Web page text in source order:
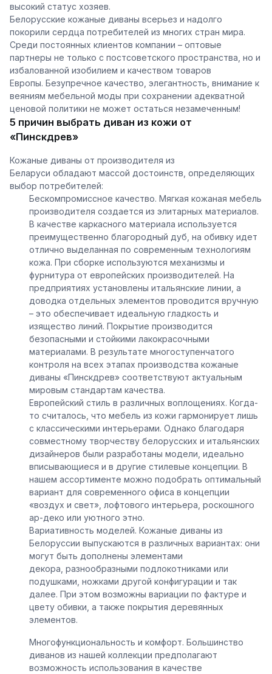
высокий статус хозяев.
Белорусские кожаные диваны всерьез и надолго
покорили сердца потребителей из многих стран мира.
Среди постоянных клиентов компании – оптовые
партнеры не только с постсоветского пространства, но и
избалованной изобилием и качеством товаров
Европы. Безупречное качество, элегантность, внимание к
веяниям мебельной моды при сохранении адекватной
ценовой политики не может остаться незамеченным!
5 причин выбрать диван из кожи от
«Пинскдрев»
Кожаные диваны от производителя из
Беларуси обладают массой достоинств, определяющих
выбор потребителей:
Бескомпромиссное качество. Мягкая кожаная мебель
производителя создается из элитарных материалов.
В качестве каркасного материала используется
преимущественно благородный дуб, на обивку идет
отлично выделанная по современным технологиям
кожа. При сборке используются механизмы и
фурнитура от европейских производителей. На
предприятиях установлены итальянские линии, а
доводка отдельных элементов проводится вручную
– это обеспечивает идеальную гладкость и
изящество линий. Покрытие производится
безопасными и стойкими лакокрасочными
материалами. В результате многоступенчатого
контроля на всех этапах производства кожаные
диваны «Пинскдрев» соответствуют актуальным
мировым стандартам качества.
Европейский стиль в различных воплощениях. Когда-
то считалось, что мебель из кожи гармонирует лишь
с классическими интерьерами. Однако благодаря
совместному творчеству белорусских и итальянских
дизайнеров были разработаны модели, идеально
вписывающиеся и в другие стилевые концепции. В
нашем ассортименте можно подобрать оптимальный
вариант для современного офиса в концепции
«воздух и свет», лофтового интерьера, роскошного
ар-деко или уютного этно.
Вариативность моделей. Кожаные диваны из
Белоруссии выпускаются в различных вариантах: они
могут быть дополнены элементами
декора, разнообразными подлокотниками или
подушками, ножками другой конфигурации и так
далее. При этом возможны вариации по фактуре и
цвету обивки, а также покрытия деревянных
элементов.
Многофункциональность и комфорт. Большинство
диванов из нашей коллекции предполагают
возможность использования в качестве